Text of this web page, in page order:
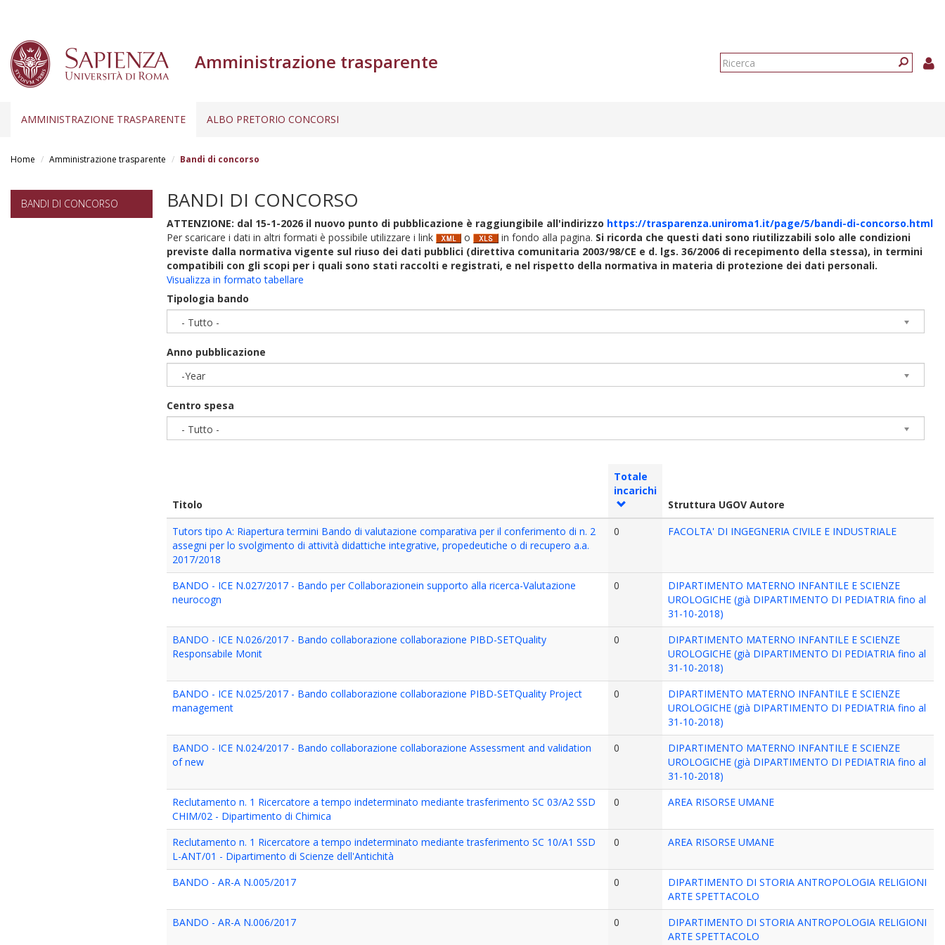
Amministrazione trasparente
Form
AMMINISTRAZIONE TRASPARENTE ALBO PRETORIO CONCORSI
Home Amministrazione trasparente Bandi di concorso
BANDI DI CONCORSO BANDI DI CONCORSO
ATTENZIONE: dal 15-1-2026 il nuovo punto di pubblicazione è raggiungibile all'indirizzo https://trasparenza.uniroma1.it/page/5/bandi-di-concorso.html
Per scaricare i dati in altri formati è possibile utilizzare i link
o in fondo alla pagina. Si ricorda che questi dati sono riutilizzabili solo alle condizioni
previste dalla normativa vigente sul riuso dei dati pubblici (direttiva comunitaria 2003/98/CE e d. lgs. 36/2006 di recepimento della stessa), in termini
compatibili con gli scopi per i quali sono stati raccolti e registrati, e nel rispetto della normativa in materia di protezione dei dati personali.
Visualizza in formato tabellare
Tipologia bando
- Tutto -
Anno pubblicazione
-Year
Centro spesa
- Tutto -
Titolo
Totale
incarichi
Struttura UGOV Autore
Tutors tipo A: Riapertura termini Bando di valutazione comparativa per il conferimento di n. 2
assegni per lo svolgimento di attività didattiche integrative, propedeutiche o di recupero a.a.
2017/2018
0 FACOLTA' DI INGEGNERIA CIVILE E INDUSTRIALE
BANDO - ICE N.027/2017 - Bando per Collaborazionein supporto alla ricerca-Valutazione
neurocogn
0
DIPARTIMENTO MATERNO INFANTILE E SCIENZE
UROLOGICHE (già DIPARTIMENTO DI PEDIATRIA fino al
31-10-2018)
BANDO - ICE N.026/2017 - Bando collaborazione collaborazione PIBD-SETQuality
Responsabile Monit
0
DIPARTIMENTO MATERNO INFANTILE E SCIENZE
UROLOGICHE (già DIPARTIMENTO DI PEDIATRIA fino al
31-10-2018)
BANDO - ICE N.025/2017 - Bando collaborazione collaborazione PIBD-SETQuality Project
management
0
DIPARTIMENTO MATERNO INFANTILE E SCIENZE
UROLOGICHE (già DIPARTIMENTO DI PEDIATRIA fino al
31-10-2018)
BANDO - ICE N.024/2017 - Bando collaborazione collaborazione Assessment and validation
of new
0
DIPARTIMENTO MATERNO INFANTILE E SCIENZE
UROLOGICHE (già DIPARTIMENTO DI PEDIATRIA fino al
31-10-2018)
Reclutamento n. 1 Ricercatore a tempo indeterminato mediante trasferimento SC 03/A2 SSD
CHIM/02 - Dipartimento di Chimica
0 AREA RISORSE UMANE
Reclutamento n. 1 Ricercatore a tempo indeterminato mediante trasferimento SC 10/A1 SSD
L-ANT/01 - Dipartimento di Scienze dell'Antichità
0 AREA RISORSE UMANE
BANDO - AR-A N.005/2017 0
DIPARTIMENTO DI STORIA ANTROPOLOGIA RELIGIONI
ARTE SPETTACOLO
BANDO - AR-A N.006/2017
0
DIPARTIMENTO DI STORIA ANTROPOLOGIA RELIGIONI
ARTE SPETTACOLO